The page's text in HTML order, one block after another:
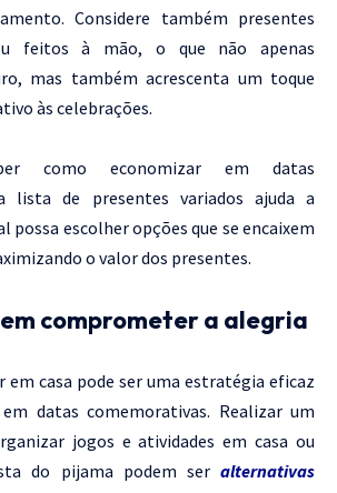
Considere também presentes
feitos à mão, o que não apenas
mas também acrescenta um toque
às celebrações.
como economizar em datas
lista de presentes variados ajuda a
possa escolher opções que se encaixem
o valor dos presentes.
comprometer a alegria
casa pode ser uma estratégia eficaz
datas comemorativas. Realizar um
jogos e atividades em casa ou
do pijama podem ser alternativas